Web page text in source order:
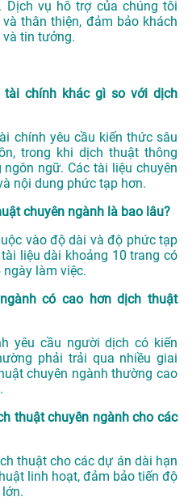
vụ hỗ trợ của chúng tôi
thân thiện, đảm bảo khách
tin tưởng.
tài chính khác gì so với dịch
chính yêu cầu kiến thức sâu
trong khi dịch thuật thông
ngữ. Các tài liệu chuyên
nội dung phức tạp hơn.
chuyên ngành là bao lâu?
vào độ dài và độ phức tạp
liệu dài khoảng 10 trang có
làm việc.
có cao hơn dịch thuật
yêu cầu người dịch có kiến
phải trải qua nhiều giai
chuyên ngành thường cao
thuật chuyên ngành cho các
thuật cho các dự án dài hạn
linh hoạt, đảm bảo tiến độ